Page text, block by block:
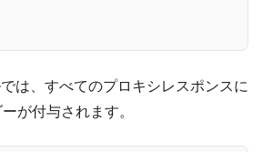
は、すべてのプロキシレスポンスに
が付与されます。